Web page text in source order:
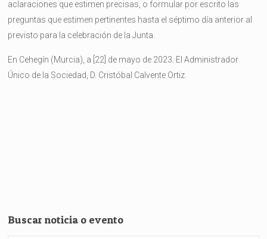
aclaraciones que estimen precisas, o formular por escrito las
preguntas que estimen pertinentes hasta el séptimo día anterior al
previsto para la celebración de la Junta.
En Cehegín (Murcia), a [22] de mayo de 2023. El Administrador
Único de la Sociedad, D. Cristóbal Calvente Ortiz.
Buscar noticia o evento